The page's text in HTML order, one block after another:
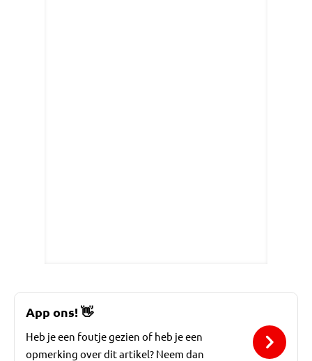
App ons!👋
Heb je een foutje gezien of heb je een
opmerking over dit artikel? Neem dan